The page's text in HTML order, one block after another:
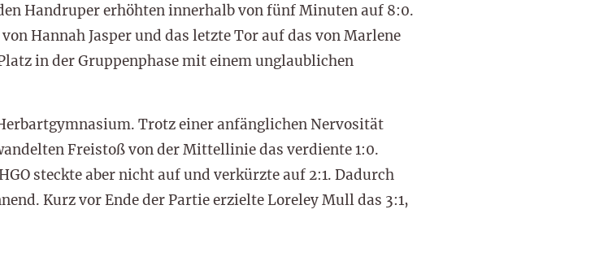
Handruper erhöhten innerhalb von fünf Minuten auf 8:0.
Hannah Jasper und das letzte Tor auf das von Marlene
in der Gruppenphase mit einem unglaublichen
Trotz einer anfänglichen Nervosität
Freistoß von der Mittellinie das verdiente 1:0.
steckte aber nicht auf und verkürzte auf 2:1. Dadurch
Kurz vor Ende der Partie erzielte Loreley Mull das 3:1,